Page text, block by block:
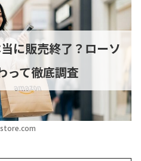
に販売終了？ローソ
って徹底調査